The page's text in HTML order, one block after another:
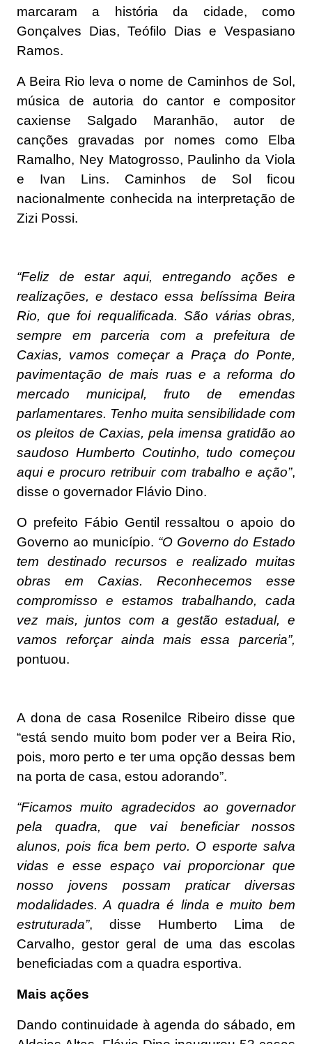
marcaram a história da cidade, como
Gonçalves Dias, Teófilo Dias e Vespasiano
Ramos.
A Beira Rio leva o nome de Caminhos de Sol,
música de autoria do cantor e compositor
caxiense Salgado Maranhão, autor de
canções gravadas por nomes como Elba
Ramalho, Ney Matogrosso, Paulinho da Viola
e Ivan Lins. Caminhos de Sol ficou
nacionalmente conhecida na interpretação de
Zizi Possi.
“Feliz de estar aqui, entregando ações e
realizações, e destaco essa belíssima Beira
Rio, que foi requalificada. São várias obras,
sempre em parceria com a prefeitura de
Caxias, vamos começar a Praça do Ponte,
pavimentação de mais ruas e a reforma do
mercado municipal, fruto de emendas
parlamentares. Tenho muita sensibilidade com
os pleitos de Caxias, pela imensa gratidão ao
saudoso Humberto Coutinho, tudo começou
aqui e procuro retribuir com trabalho e ação”,
disse o governador Flávio Dino.
O prefeito Fábio Gentil ressaltou o apoio do
Governo ao município. “O Governo do Estado
tem destinado recursos e realizado muitas
obras em Caxias. Reconhecemos esse
compromisso e estamos trabalhando, cada
vez mais, juntos com a gestão estadual, e
vamos reforçar ainda mais essa parceria”,
pontuou.
A dona de casa Rosenilce Ribeiro disse que
“está sendo muito bom poder ver a Beira Rio,
pois, moro perto e ter uma opção dessas bem
na porta de casa, estou adorando”.
“Ficamos muito agradecidos ao governador
pela quadra, que vai beneficiar nossos
alunos, pois fica bem perto. O esporte salva
vidas e esse espaço vai proporcionar que
nosso jovens possam praticar diversas
modalidades. A quadra é linda e muito bem
estruturada”, disse Humberto Lima de
Carvalho, gestor geral de uma das escolas
beneficiadas com a quadra esportiva.
Mais ações
Dando continuidade à agenda do sábado, em